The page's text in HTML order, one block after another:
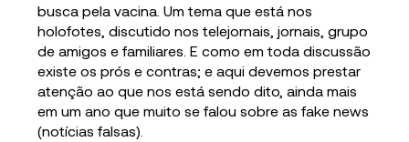
busca pela vacina. Um tema que está nos
holofotes, discutido nos telejornais, jornais, grupo
de amigos e familiares. E como em toda discussão
existe os prós e contras; e aqui devemos prestar
atenção ao que nos está sendo dito, ainda mais
em um ano que muito se falou sobre as fake news
(notícias falsas).